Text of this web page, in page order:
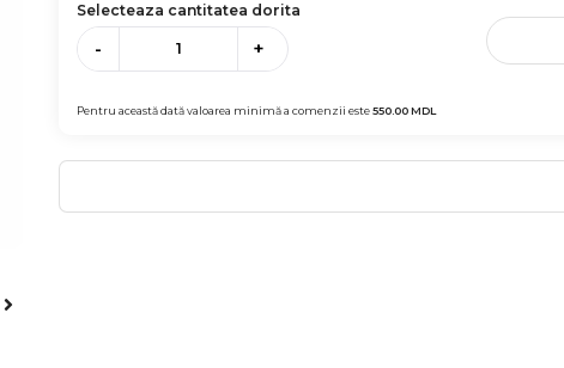
Selecteaza cantitatea dorita
- +
Pentru această dată valoarea minimă a comenzii este550.00MDL